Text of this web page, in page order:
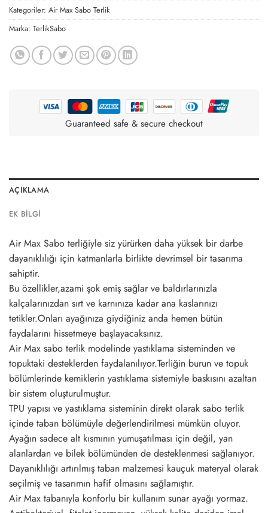
Kategoriler: Air Max Sabo Terlik
Marka: TerlikSabo
Guaranteed safe & secure checkout
AÇIKLAMA
EK BILGI
Air Max Sabo terliğiyle siz yürürken daha yüksek bir darbe
dayanıklılığı için katmanlarla birlikte devrimsel bir tasarıma
sahiptir.
Bu özellikler,azami şok emiş sağlar ve baldırlarınızla
kalçalarınızdan sırt ve karnınıza kadar ana kaslarınızı
tetikler.Onları ayağınıza giydiğiniz anda hemen bütün
faydalarını hissetmeye başlayacaksınız.
Air Max sabo terlik modelinde yastıklama sisteminden ve
topuktaki desteklerden faydalanılıyor.Terliğin burun ve topuk
bölümlerinde kemiklerin yastıklama sistemiyle baskısını azaltan
bir sistem oluşturulmuştur.
TPU yapısı ve yastıklama sisteminin direkt olarak sabo terlik
içinde taban bölümüyle değerlendirilmesi mümkün oluyor.
Ayağın sadece alt kısmının yumuşatılması için değil, yan
alanlardan ve bilek bölümünden de desteklenmesi sağlanıyor.
Dayanıklılığı artırılmış taban malzemesi kauçuk materyal olarak
seçilmiş ve tasarımın hafif olmasını sağlamıştır.
Air Max tabanıyla konforlu bir kullanım sunar ayağı yormaz.